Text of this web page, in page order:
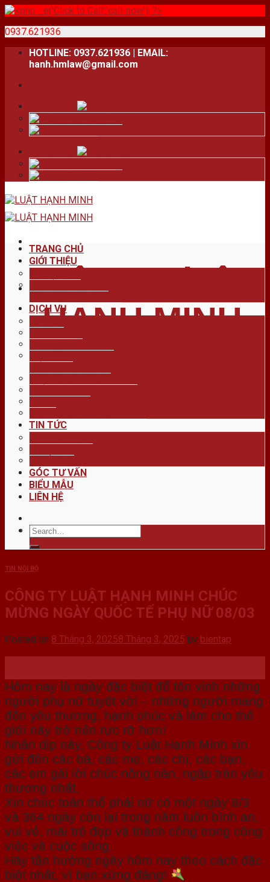
0937.621936
Skip
HOTLINE: 0937.621936 | EMAIL:
hanh.hmlaw@gmail.com
công ty luật
HẠNH MINH
TRANG CHỦ
GIỚI THIỆU
DỊCH VỤ
TIN TỨC
GÓC TƯ VẤN
BIỂU MẪU
LIÊN HỆ
TIN NỘI BỘ
CÔNG TY LUẬT HẠNH MINH CHÚC
MỪNG NGÀY QUỐC TẾ PHỤ NỮ 08/03
Posted on 8 Tháng 3, 20258 Tháng 3, 2025 by bientap
Hôm nay là ngày đặc biệt để tôn vinh những
người phụ nữ tuyệt vời – những người mang
đến yêu thương, hạnh phúc và làm cho thế
giới này trở nên rực rỡ hơn!
Nhân dịp này, Công ty Luật Hạnh Minh xin
gửi đến các bà, các mẹ, các chị, các bạn,
các em gái lời chúc nồng nàn, ngập tràn yêu
thương nhất.
Xin chúc toàn thể phái nữ có một ngày 8/3
và 364 ngày còn lại trong năm luôn bình an,
vui vẻ, mãi trẻ đẹp và thành công trong công
việc và cuộc sống.
Hãy tận hưởng ngày hôm nay theo cách đặc
biệt nhất, vì bạn xứng đáng!